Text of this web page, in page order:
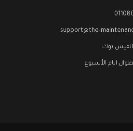
support@the-
بوك
ايام الأسبوع